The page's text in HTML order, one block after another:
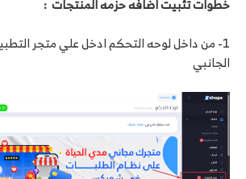
خطوات تثبيت اضافه حزمه المنتجات :
1- من داخل لوحه التحكم ادخل علي متجر
الجانبي